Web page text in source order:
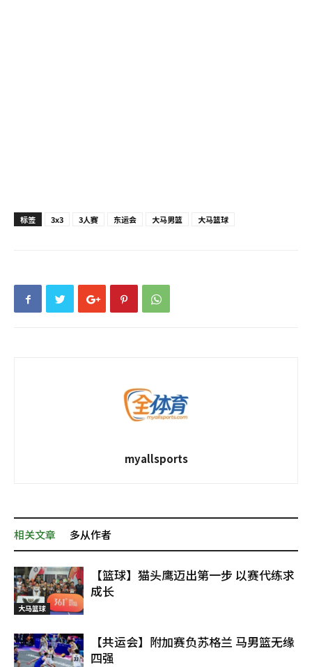
标签 3x3 3人赛 东运会 大马男篮 大马篮球
myallsports
相关文章 多从作者
大马篮球
【篮球】猫头鹰迈出第一步 以赛代练求
成长
【共运会】附加赛负苏格兰 马男篮无缘
四强